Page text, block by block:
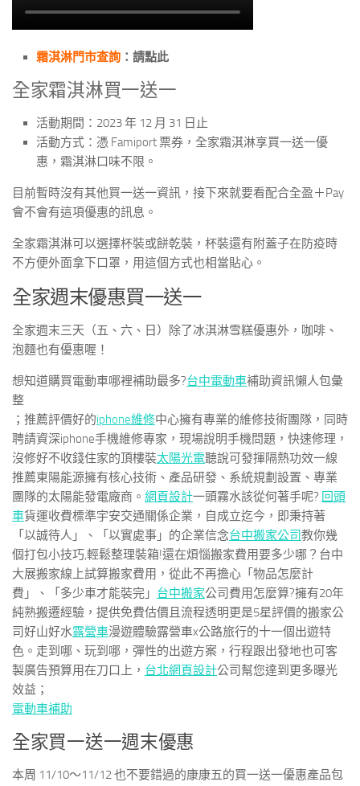
霜淇淋門市查詢 ：請點此
全家霜淇淋買一送一
活動期間：2023 年 12 月 31 日止
活動方式：憑 Famiport 票券，全家霜淇淋享買一送一優
惠，霜淇淋口味不限。
目前暫時沒有其他買一送一資訊，接下來就要看配合全盈＋Pay
會不會有這項優惠的訊息。
全家霜淇淋可以選擇杯裝或餅乾裝，杯裝還有附蓋子在防疫時
不方便外面拿下口罩，用這個方式也相當貼心。
全家週末優惠買一送一
全家週末三天（五、六、日）除了冰淇淋雪糕優惠外，咖啡、
泡麵也有優惠喔！
想知道購買電動車哪裡補助最多?台中電動車補助資訊懶人包彙
整
；推薦評價好的iphone維修中心擁有專業的維修技術團隊，同時
聘請資深iphone手機維修專家，現場說明手機問題，快速修理，
沒修好不收錢住家的頂樓裝太陽光電聽說可發揮隔熱功效一線
推薦東陽能源擁有核心技術、產品研發、系統規劃設置、專業
團隊的太陽能發電廠商。 網頁設計一頭霧水該從何著手呢? 回頭
車貨運收費標準宇安交通關係企業，自成立迄今，即秉持著
「以誠待人」、「以實處事」的企業信念台中搬家公司教你幾
個打包小技巧,輕鬆整理裝箱!還在煩惱搬家費用要多少哪？台中
大展搬家線上試算搬家費用，從此不再擔心「物品怎麼計
費」、「多少車才能裝完」 台中搬家公司費用怎麼算?擁有20年
純熟搬遷經驗，提供免費估價且流程透明更是5星評價的搬家公
司好山好水露營車漫遊體驗露營車x公路旅行的十一個出遊特
色。走到哪、玩到哪，彈性的出遊方案，行程跟出發地也可客
製廣告預算用在刀口上， 台北網頁設計公司幫您達到更多曝光
效益；
電動車補助
全家買一送一週末優惠
本周 11/10～11/12 也不要錯過的康康五的買一送一優惠產品包